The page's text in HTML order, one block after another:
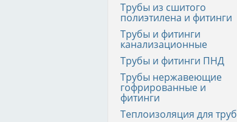
Трубы из сшитого
полиэтилена и фитинги
Трубы и фитинги
канализационные
Трубы и фитинги ПНД
Трубы нержавеющие
гофрированные и
фитинги
Теплоизоляция для труб